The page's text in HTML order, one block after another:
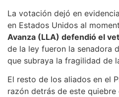
La votación dejó en
en Estados Unidos al
Avanza (LLA) defendió el
de la ley fueron la senadora
que subraya la fragilidad de
El resto de los aliados en el
razón detrás de este